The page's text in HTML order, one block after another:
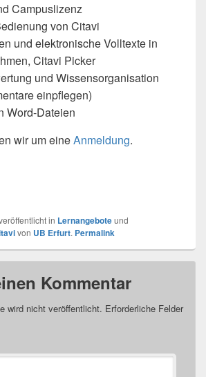
Campuslizenz
von Citavi
und elektronische Volltexte in
Citavi Picker
und Wissensorganisation
einpflegen)
Word-Dateien
wir um eineAnmeldung.
in Lernangeboteund
von UB Erfurt. Permalink
Kommentar
wird nicht veröffentlicht. Erforderliche Felder